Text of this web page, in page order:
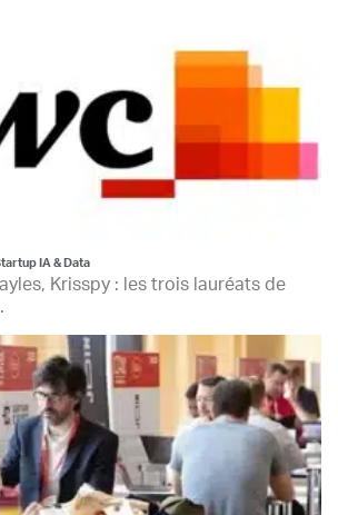
IA & Data
Krisspy : les trois lauréats de